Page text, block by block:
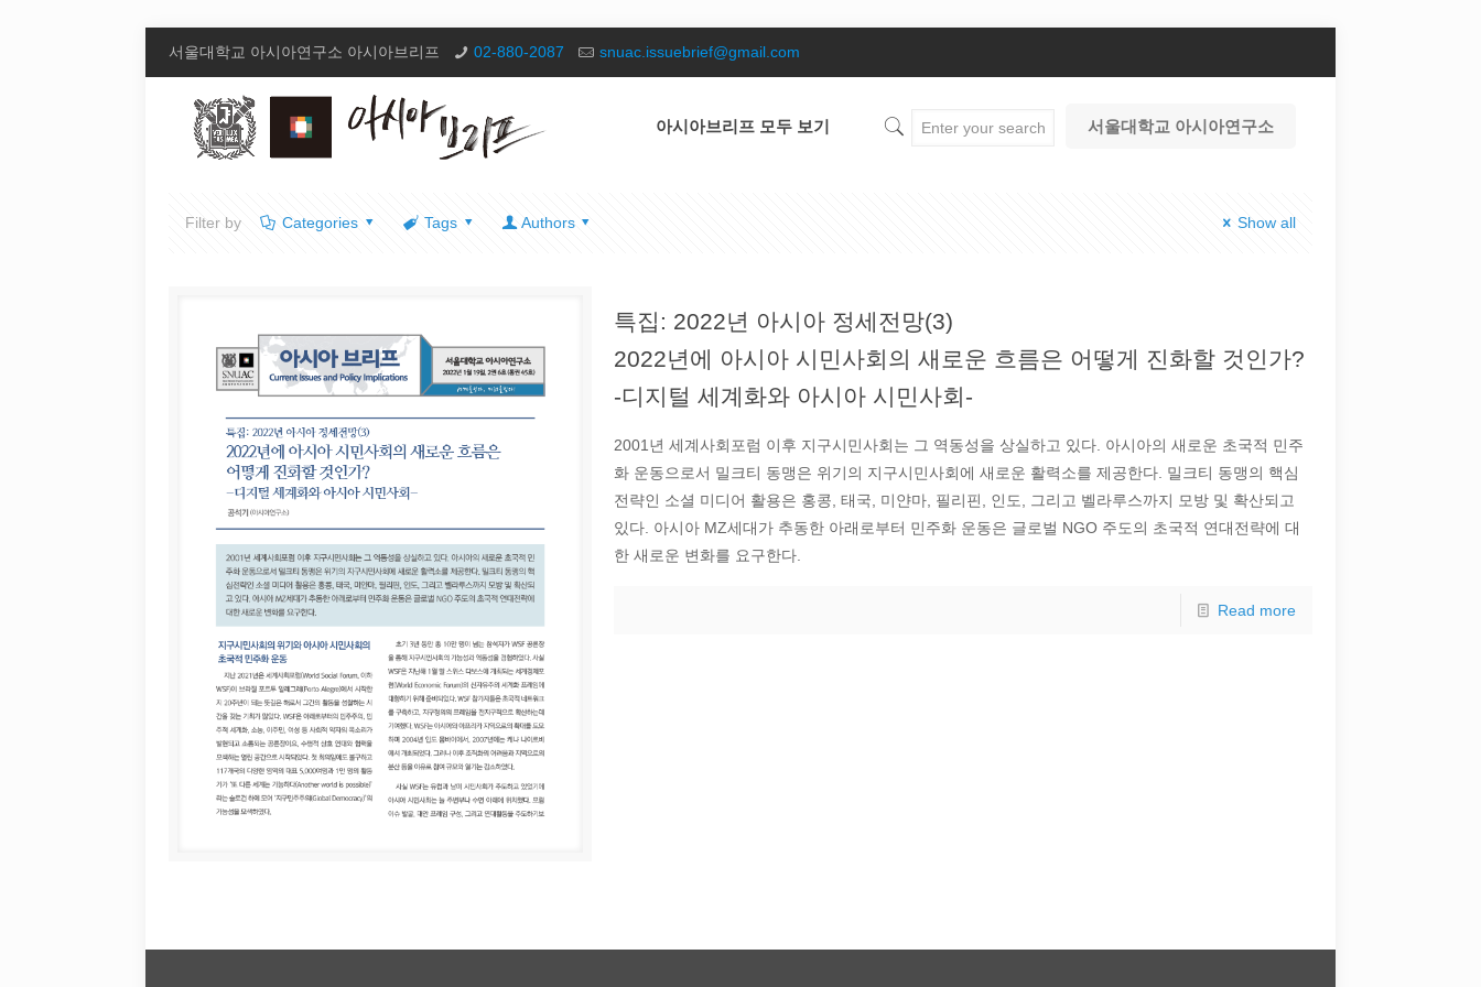
서울대학교 아시아연구소 아시아브리프 02-880-2087 snuac.issuebrief@gmail.com
아시아브리프 모두 보기 서울대학교 아시아연구소
Filter by Categories Tags Authors Show all
특집: 2022년 아시아 정세전망(3)
2022년에 아시아 시민사회의 새로운 흐름은 어떻게 진화할 것인가?
-디지털 세계화와 아시아 시민사회-
2001년 세계사회포럼 이후 지구시민사회는 그 역동성을 상실하고 있다. 아시아의 새로운 초국적 민주
화 운동으로서 밀크티 동맹은 위기의 지구시민사회에 새로운 활력소를 제공한다. 밀크티 동맹의 핵심
전략인 소셜 미디어 활용은 홍콩, 태국, 미얀마, 필리핀, 인도, 그리고 벨라루스까지 모방 및 확산되고
있다. 아시아 MZ세대가 추동한 아래로부터 민주화 운동은 글로벌 NGO 주도의 초국적 연대전략에 대
한 새로운 변화를 요구한다.
Read more